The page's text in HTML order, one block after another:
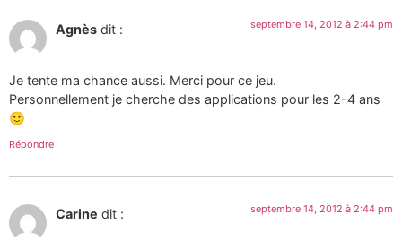
Agnès dit : septembre 14, 2012 à 2:44 pm
Je tente ma chance aussi. Merci pour ce jeu.
Personnellement je cherche des applications pour les 2-4 ans
🙂
Répondre
Carine dit : septembre 14, 2012 à 2:44 pm